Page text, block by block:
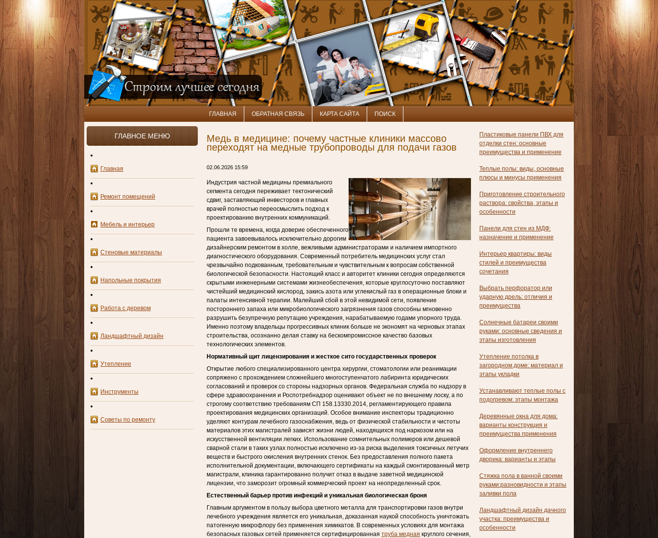
ГЛАВНАЯ ОБРАТНАЯ СВЯЗЬ КАРТА САЙТА ПОИСК
ГЛАВНОЕ МЕНЮ
Главная
Ремонт помещений
Мебель и интерьер
Стеновые материалы
Напольные покрытия
Работа с деревом
Ландшафтный дизайн
Утепление
Инструменты
Советы по ремонту
Медь в медицине: почему частные клиники массово
переходят на медные трубопроводы для подачи газов
02.06.2026 15:59
Индустрия частной медицины премиального
сегмента сегодня переживает тектонический
сдвиг, заставляющий инвесторов и главных
врачей полностью переосмыслить подход к
проектированию внутренних коммуникаций.
Прошли те времена, когда доверие обеспеченного
пациента завоевывалось исключительно дорогим
дизайнерским ремонтом в холле, вежливыми администраторами и наличием импортного
диагностического оборудования. Современный потребитель медицинских услуг стал
чрезвычайно подкованным, требовательным и чувствительным к вопросам собственной
биологической безопасности. Настоящий класс и авторитет клиники сегодня определяются
скрытыми инженерными системами жизнеобеспечения, которые круглосуточно поставляют
чистейший медицинский кислород, закись азота или углекислый газ в операционные блоки и
палаты интенсивной терапии. Малейший сбой в этой невидимой сети, появление
постороннего запаха или микробиологического загрязнения газов способны мгновенно
разрушить безупречную репутацию учреждения, нарабатываемую годами упорного труда.
Именно поэтому владельцы прогрессивных клиник больше не экономят на черновых этапах
строительства, осознанно делая ставку на бескомпромиссное качество базовых
технологических элементов.
Нормативный щит лицензирования и жесткое сито государственных проверок
Открытие любого специализированного центра хирургии, стоматологии или реанимации
сопряжено с прохождением сложнейшего многоступенчатого лабиринта юридических
согласований и проверок со стороны надзорных органов. Федеральная служба по надзору в
сфере здравоохранения и Роспотребнадзор оценивают объект не по внешнему лоску, а по
строгому соответствию требованиям СП 158.13330.2014, регламентирующего правила
проектирования медицинских организаций. Особое внимание инспекторы традиционно
уделяют контурам лечебного газоснабжения, ведь от физической стабильности и чистоты
материалов этих магистралей зависят жизни людей, находящихся под наркозом или на
искусственной вентиляции легких. Использование сомнительных полимеров или дешевой
сварной стали в таких узлах полностью исключено из-за риска выделения токсичных летучих
веществ и быстрого окисления внутренних стенок. Без предоставления полного пакета
исполнительной документации, включающего сертификаты на каждый смонтированный метр
магистрали, клиника гарантированно получит отказ в выдаче заветной медицинской
лицензии, что заморозит огромный коммерческий проект на неопределенный срок.
Естественный барьер против инфекций и уникальная биологическая броня
Главным аргументом в пользу выбора цветного металла для транспортировки газов внутри
лечебного учреждения является его уникальная, доказанная наукой способность уничтожать
патогенную микрофлору без применения химикатов. В современных условиях для монтажа
безопасных газовых сетей применяется сертифицированная труба медная круглого сечения,
Пластиковые панели ПВХ для
отделки стен: основные
преимущества и применение
Теплые полы: виды, основные
плюсы и минусы применения
Приготовление строительного
раствора: свойства, этапы и
особенности
Панели для стен из МДФ:
назначение и применение
Интерьер квартиры: виды
стилей и преимущества
сочетания
Выбрать перфоратор или
ударную дрель: отличия и
преимущества
Солнечные батареи своими
руками: основные сведения и
этапы изготовления
Утепление потолка в
загородном доме: материал и
этапы укладки
Устанавливают теплые полы с
подогревом: этапы монтажа
Деревянные окна для дома:
варианты конструкция и
преимущества применения
Оформление внутреннего
дворика: варианты и этапы
Стяжка пола в ванной своими
руками:разновидности и этапы
заливки пола
Ландшафтный дизайн дачного
участка: преимущества и
особенности